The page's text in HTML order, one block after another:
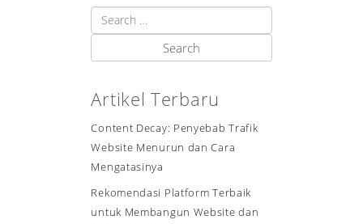
Artikel Terbaru
Content Decay: Penyebab Trafik
Website Menurun dan Cara
Mengatasinya
Rekomendasi Platform Terbaik
untuk Membangun Website dan